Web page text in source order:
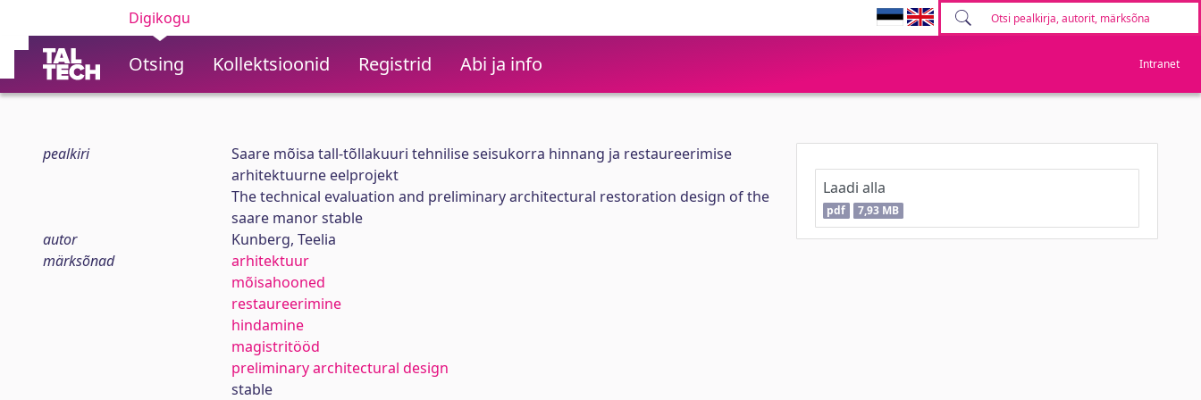
Digikogu
Otsing Kollektsioonid Registrid Abi ja info Intranet
pealkiri
Saare mõisa tall-tõllakuuri tehnilise seisukorra hinnang ja restaureerimise
arhitektuurne eelprojekt
The technical evaluation and preliminary architectural restoration design of the
saare manor stable
autor
Kunberg, Teelia
märksõnad
arhitektuur
mõisahooned
restaureerimine
hindamine
magistritööd
preliminary architectural design
stable
Laadi alla
pdf 7,93 MB